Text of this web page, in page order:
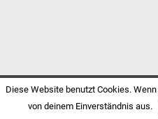
Diese Website benutzt Cookies.
von deinem Einverständnis aus.